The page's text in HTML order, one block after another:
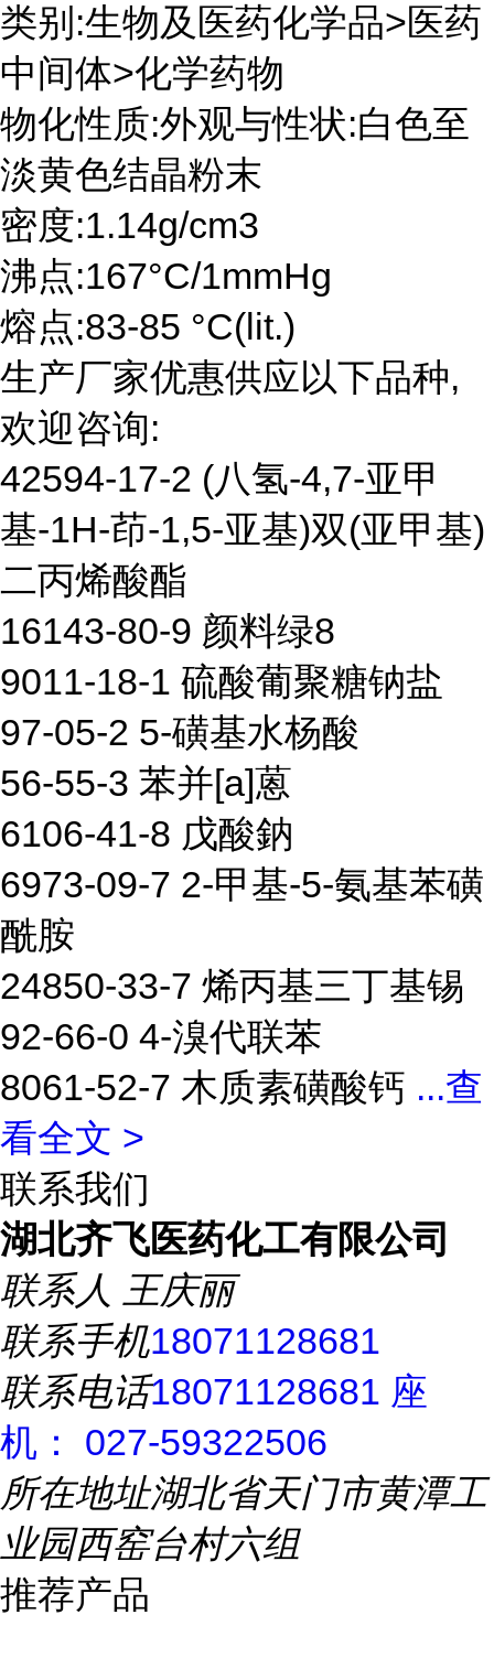
类别:生物及医药化学品>医药
中间体>化学药物
物化性质:外观与性状:白色至
淡黄色结晶粉末
密度:1.14g/cm3
沸点:167°C/1mmHg
熔点:83-85 °C(lit.)
生产厂家优惠供应以下品种,
欢迎咨询:
42594-17-2 (八氢-4,7-亚甲
基-1H-茚-1,5-亚基)双(亚甲基)
二丙烯酸酯
16143-80-9 颜料绿8
9011-18-1 硫酸葡聚糖钠盐
97-05-2 5-磺基水杨酸
56-55-3 苯并[a]蒽
6106-41-8 戊酸鈉
6973-09-7 2-甲基-5-氨基苯磺
酰胺
24850-33-7 烯丙基三丁基锡
92-66-0 4-溴代联苯
8061-52-7 木质素磺酸钙 ...查
看全文 >
联系我们
湖北齐飞医药化工有限公司
联系人 王庆丽
联系手机18071128681
联系电话18071128681 座
机： 027-59322506
所在地址湖北省天门市黄潭工
业园西窑台村六组
推荐产品